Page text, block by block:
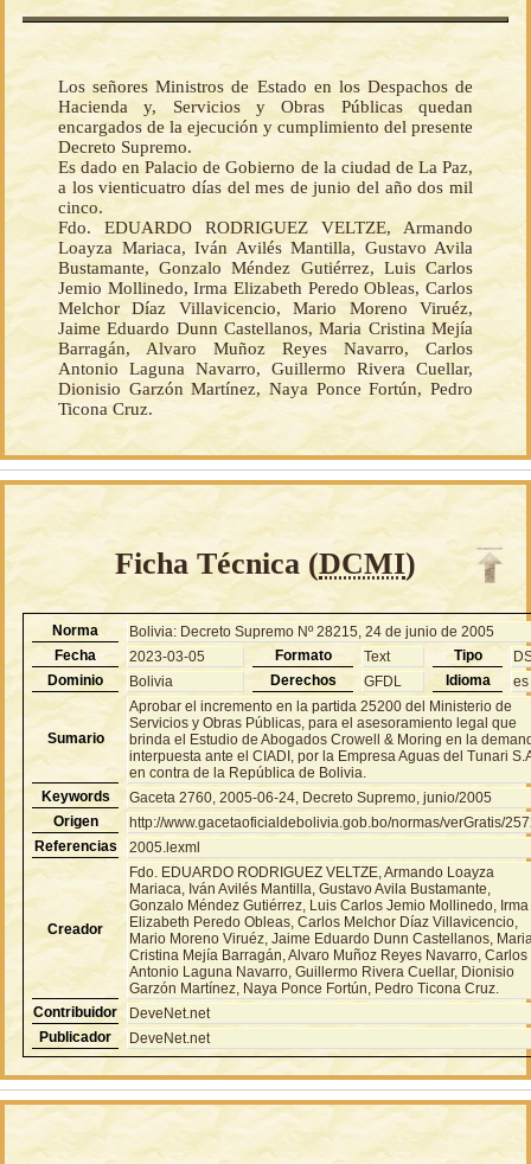
Los señores Ministros de Estado en los Despachos de
Hacienda y, Servicios y Obras Públicas quedan
encargados de la ejecución y cumplimiento del presente
Decreto Supremo.
Es dado en Palacio de Gobierno de la ciudad de La Paz,
a los vienticuatro días del mes de junio del año dos mil
cinco.
Fdo. EDUARDO RODRIGUEZ VELTZE, Armando
Loayza Mariaca, Iván Avilés Mantilla, Gustavo Avila
Bustamante, Gonzalo Méndez Gutiérrez, Luis Carlos
Jemio Mollinedo, Irma Elizabeth Peredo Obleas, Carlos
Melchor Díaz Villavicencio, Mario Moreno Viruéz,
Jaime Eduardo Dunn Castellanos, Maria Cristina Mejía
Barragán, Alvaro Muñoz Reyes Navarro, Carlos
Antonio Laguna Navarro, Guillermo Rivera Cuellar,
Dionisio Garzón Martínez, Naya Ponce Fortún, Pedro
Ticona Cruz.
Ficha Técnica (DCMI)
Norma
Bolivia: Decreto Supremo Nº 28215, 24 de junio de 2005
Fecha
2023-03-05 Formato Text Tipo
Dominio
Bolivia Derechos GFDL Idioma es
Sumario
Aprobar el incremento en la partida 25200 del Ministerio de
Servicios y Obras Públicas, para el asesoramiento legal que
brinda el Estudio de Abogados Crowell & Moring en la
interpuesta ante el CIADI, por la Empresa Aguas del Tunari
en contra de la República de Bolivia.
Keywords
Gaceta 2760, 2005-06-24, Decreto Supremo, junio/2005
Origen
http://www.gacetaoficialdebolivia.gob.bo/normas/verGratis/
Referencias
2005.lexml
Creador
Fdo. EDUARDO RODRIGUEZ VELTZE, Armando Loayza
Mariaca, Iván Avilés Mantilla, Gustavo Avila Bustamante,
Gonzalo Méndez Gutiérrez, Luis Carlos Jemio Mollinedo, Irma
Elizabeth Peredo Obleas, Carlos Melchor Díaz Villavicencio,
Mario Moreno Viruéz, Jaime Eduardo Dunn Castellanos,
Cristina Mejía Barragán, Alvaro Muñoz Reyes Navarro, Carlos
Antonio Laguna Navarro, Guillermo Rivera Cuellar, Dionisio
Garzón Martínez, Naya Ponce Fortún, Pedro Ticona Cruz.
Contribuidor
DeveNet.net
Publicador
DeveNet.net